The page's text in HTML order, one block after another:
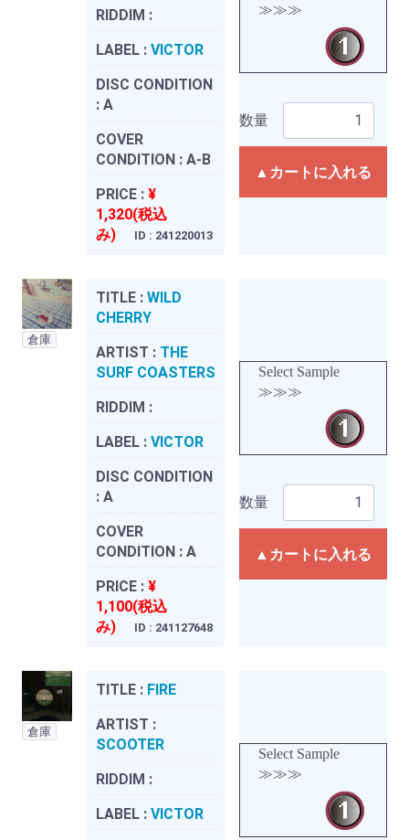
RIDDIM :
LABEL : VICTOR
DISC CONDITION
: A
COVER
CONDITION : A-B
PRICE : ¥
1,320(税込
み)
ID : 241220013
≫≫≫
数量
▲カートに入れる
倉庫
TITLE : WILD
CHERRY
ARTIST : THE
SURF COASTERS
RIDDIM :
LABEL : VICTOR
DISC CONDITION
: A
COVER
CONDITION : A
PRICE : ¥
1,100(税込
み)
ID : 241127648
Select Sample
≫≫≫
数量
▲カートに入れる
倉庫
TITLE : FIRE
ARTIST :
SCOOTER
RIDDIM :
LABEL : VICTOR
Select Sample
≫≫≫